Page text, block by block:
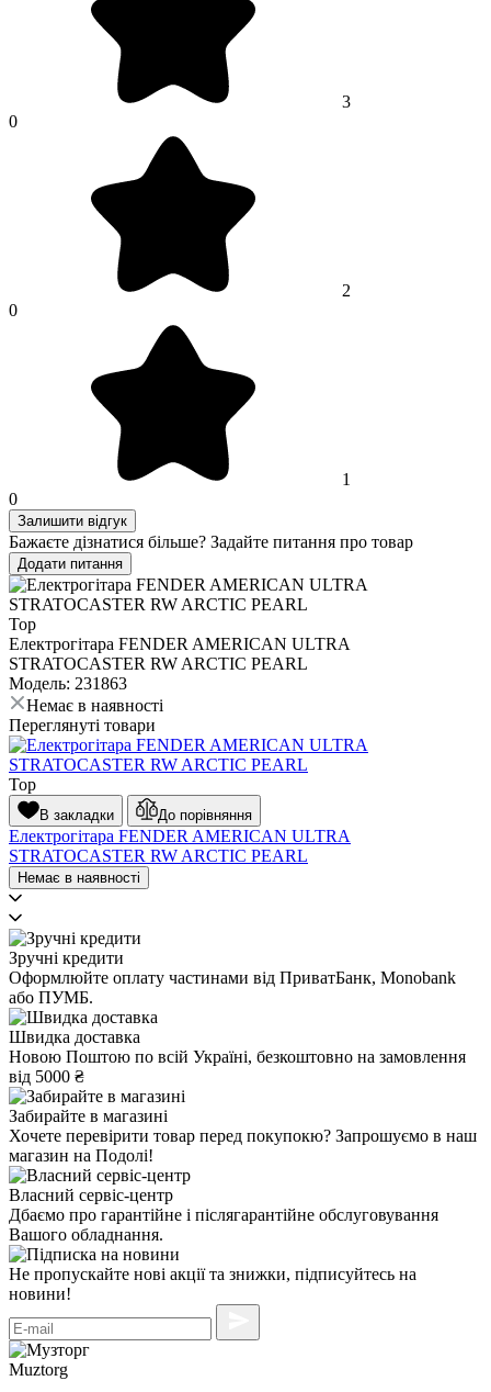
3
0
2
0
1
0
Залишити відгук
Бажаєте дізнатися більше? Задайте питання про товар
Додати питання
Top
Електрогітара FENDER AMERICAN ULTRA
STRATOCASTER RW ARCTIC PEARL
Модель: 231863
Немає в наявності
Переглянуті товари
Top
В закладки До порівняння
Електрогітара FENDER AMERICAN ULTRA
STRATOCASTER RW ARCTIC PEARL
Немає в наявності
Зручні кредити
Оформлюйте оплату частинами від ПриватБанк, Monobank
або ПУМБ.
Швидка доставка
Новою Поштою по всій Україні, безкоштовно на замовлення
від 5000 ₴
Забирайте в магазині
Хочете перевірити товар перед покупокю? Запрошуємо в наш
магазин на Подолі!
Власний сервіс-центр
Дбаємо про гарантійне і післягарантійне обслуговування
Вашого обладнання.
Не пропускайте нові акції та знижки, підписуйтесь на
новини!
Muztorg